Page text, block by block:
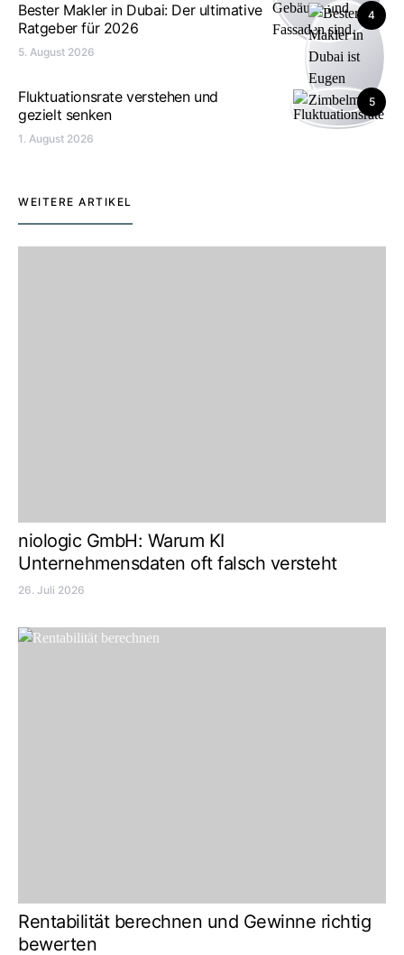
4
Bester Makler in Dubai: Der ultimative
Ratgeber für 2026
5. August 2026
5
Fluktuationsrate verstehen und
gezielt senken
1. August 2026
WEITERE ARTIKEL
niologic GmbH: Warum KI
Unternehmensdaten oft falsch versteht
26. Juli 2026
Rentabilität berechnen und Gewinne richtig
bewerten